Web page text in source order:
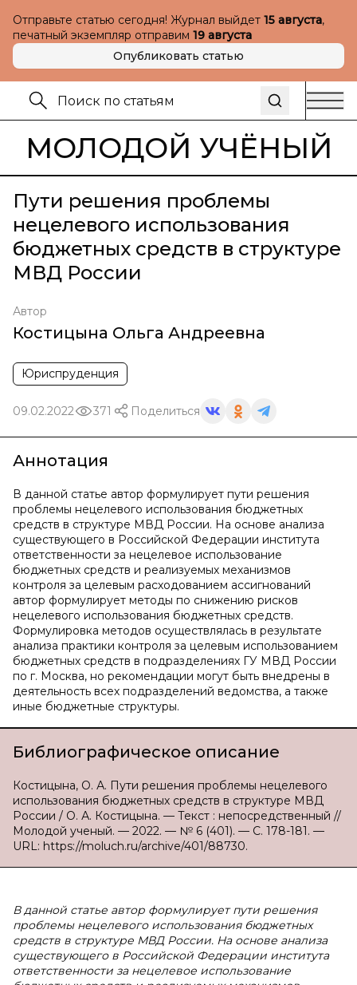
Отправьте статью сегодня! Журнал выйдет 15 августа,
печатный экземпляр отправим 19 августа
Опубликовать статью
МОЛОДОЙ УЧЁНЫЙ
Пути решения проблемы
нецелевого использования
бюджетных средств в структуре
МВД России
Автор
Костицына Ольга Андреевна
Юриспруденция
09.02.2022 371 Поделиться
Аннотация
В данной статье автор формулирует пути решения
проблемы нецелевого использования бюджетных
средств в структуре МВД России. На основе анализа
существующего в Российской Федерации института
ответственности за нецелевое использование
бюджетных средств и реализуемых механизмов
контроля за целевым расходованием ассигнований
автор формулирует методы по снижению рисков
нецелевого использования бюджетных средств.
Формулировка методов осуществлялась в результате
анализа практики контроля за целевым использованием
бюджетных средств в подразделениях ГУ МВД России
по г. Москва, но рекомендации могут быть внедрены в
деятельность всех подразделений ведомства, а также
иные бюджетные структуры.
Библиографическое описание
Костицына, О. А. Пути решения проблемы нецелевого
использования бюджетных средств в структуре МВД
России / О. А. Костицына. — Текст : непосредственный //
Молодой ученый. — 2022. — № 6 (401). — С. 178-181. —
URL: https://moluch.ru/archive/401/88730.
В данной статье автор формулирует пути решения
проблемы нецелевого использования бюджетных
средств в структуре МВД России. На основе анализа
существующего в Российской Федерации института
ответственности за нецелевое использование